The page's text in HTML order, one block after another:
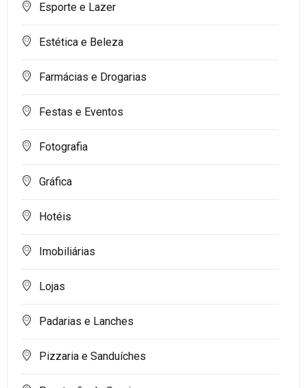
Esporte e Lazer
Estética e Beleza
Farmácias e Drogarias
Festas e Eventos
Fotografia
Gráfica
Hotéis
Imobiliárias
Lojas
Padarias e Lanches
Pizzaria e Sanduíches